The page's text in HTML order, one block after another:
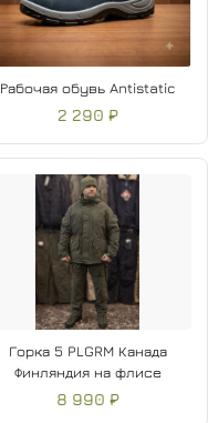
Рабочая обувь Antistatic
2 290 ₽
Горка 5 PLGRM Канада
Финляндия на флисе
8 990 ₽